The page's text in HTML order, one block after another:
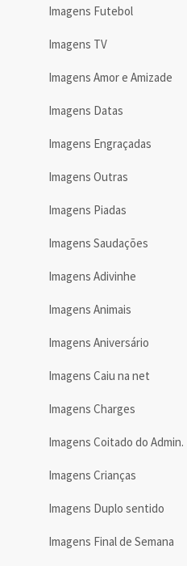
Imagens Futebol
Imagens TV
Imagens Amor e Amizade
Imagens Datas
Imagens Engraçadas
Imagens Outras
Imagens Piadas
Imagens Saudações
Imagens Adivinhe
Imagens Animais
Imagens Aniversário
Imagens Caiu na net
Imagens Charges
Imagens Coitado do Admin.
Imagens Crianças
Imagens Duplo sentido
Imagens Final de Semana